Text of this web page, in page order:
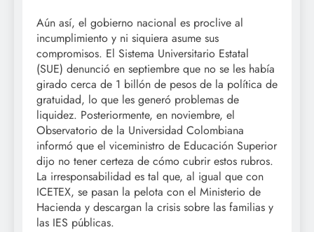
Aún así, el gobierno nacional es proclive al
incumplimiento y ni siquiera asume sus
compromisos. El Sistema Universitario Estatal
(SUE) denunció en septiembre que no se les había
girado cerca de 1 billón de pesos de la política de
gratuidad, lo que les generó problemas de
liquidez. Posteriormente, en noviembre, el
Observatorio de la Universidad Colombiana
informó que el viceministro de Educación Superior
dijo no tener certeza de cómo cubrir estos rubros.
La irresponsabilidad es tal que, al igual que con
ICETEX, se pasan la pelota con el Ministerio de
Hacienda y descargan la crisis sobre las familias y
las IES públicas.